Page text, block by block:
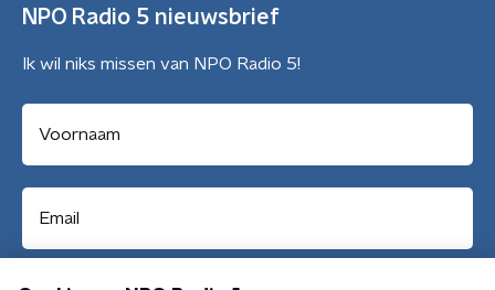
NPO Radio 5 nieuwsbrief
Ik wil niks missen van NPO Radio 5!